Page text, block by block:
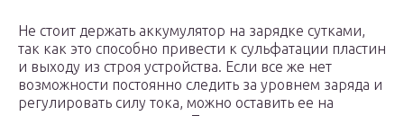
Не стоит держать аккумулятор на зарядке сутками,
так как это способно привести к сульфатации пластин
и выходу из строя устройства. Если все же нет
возможности постоянно следить за уровнем заряда и
регулировать силу тока, можно оставить ее на